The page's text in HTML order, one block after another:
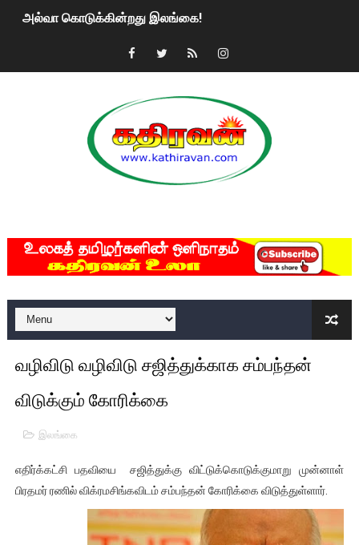
அல்வா கொடுக்கின்றது இலங்கை!
2ஆம் நாள் உக்ரைன் யுத்தம்!! எங்களைத் தனிமையில்
மகிந்த ராஜபக்சே பதவி விலக திட்டம்?
ரவுடி பேபிக்கு நடந்த தரமான சம்பவம்.. ஆபாச வீடியோக்களால்
குண்டை தூக்கிப்போட்ட ஆய்வு…. இந்தியாவின் “கோவிஷீல்டு”
யாழில் தமிழின தலைவர் பிரபாகரனின் பிறந்தநாளை
ஏர்போர்ட்டில் உதைத்த நபர் யார், என்ன நடந்தது?: உண்மையை
சீனா இலங்கையிடம் 8 மில்லியன் அமெரிக்க டொலர் நட்டஈடு
01/11/2021 Scotland ல் நடைபெறும் கண்டனப்
பாலச்சந்திரன் மற்றும் தன்னிடம் படித்த மாணவர்கள் தொடர்பில்
வர்ராரு...வர்ராரு... அண்ணாத்த : ரஜினிக்காக இலங்கை
கைது செய்யப்பட்ட இளைஞன் உயிரிழப்பு - கொதித்தெழுந்த
வழிவிடு வழிவிடு சஜித்துக்காக சம்பந்தன்
விடுக்கும் கோரிக்கை
இலங்கை
எதிர்க்கட்சி பதவியை சஜித்துக்கு விட்டுக்கொடுக்குமாறு முன்னாள்
பிரதமர் ரணில் விக்ரமசிங்கவிடம் சம்பந்தன் கோரிக்கை விடுத்துள்ளார்.